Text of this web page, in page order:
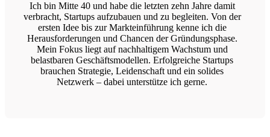
Ich bin Mitte 40 und habe die letzten zehn Jahre damit
verbracht, Startups aufzubauen und zu begleiten. Von der
ersten Idee bis zur Markteinführung kenne ich die
Herausforderungen und Chancen der Gründungsphase.
Mein Fokus liegt auf nachhaltigem Wachstum und
belastbaren Geschäftsmodellen. Erfolgreiche Startups
brauchen Strategie, Leidenschaft und ein solides
Netzwerk – dabei unterstütze ich gerne.